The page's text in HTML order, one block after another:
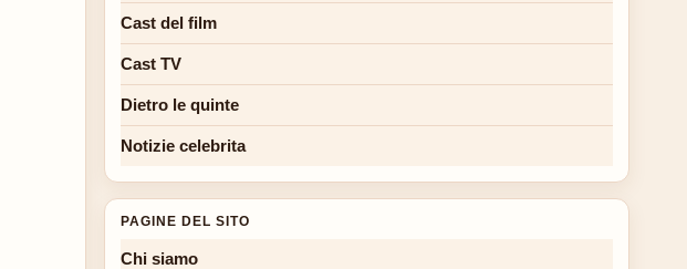
Cast del film
Cast TV
Dietro le quinte
Notizie celebrita
PAGINE DEL SITO
Chi siamo